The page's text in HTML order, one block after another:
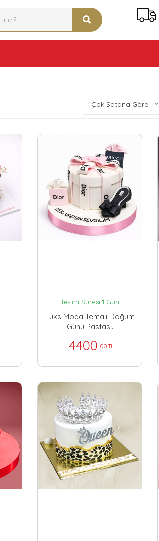
Çok Satana Göre
Teslim Süresi 1 Gün
Lüks Moda Temalı Doğum
Günü Pastası.
4400 ,00 TL